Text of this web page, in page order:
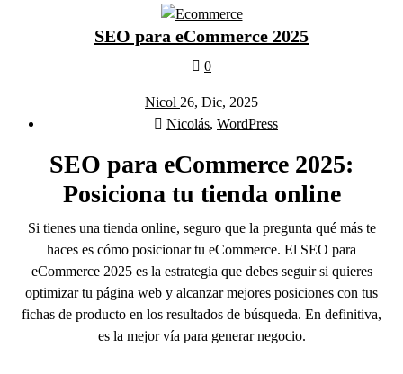
SEO para eCommerce 2025
0
Nicol 26, Dic, 2025
Nicolás, WordPress
SEO para eCommerce 2025:
Posiciona tu tienda online
Si tienes una tienda online, seguro que la pregunta qué más te
haces es cómo posicionar tu eCommerce. El SEO para
eCommerce 2025 es la estrategia que debes seguir si quieres
optimizar tu página web y alcanzar mejores posiciones con tus
fichas de producto en los resultados de búsqueda. En definitiva,
es la mejor vía para generar negocio.